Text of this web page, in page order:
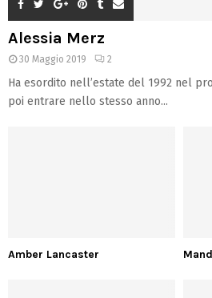
Alessia Merz
30 Maggio 2019 2
Ha esordito nell’estate del 1992 nel
poi entrare nello stesso anno...
Amber Lancaster